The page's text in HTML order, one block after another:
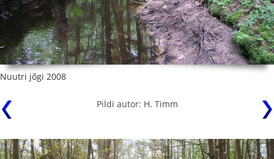
Nuutri jõgi 2008
Pildi autor: H. Timm